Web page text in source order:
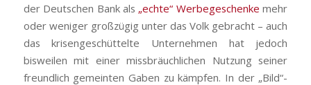
der Deutschen Bank als „echte“ Werbegeschenke mehr
oder weniger großzügig unter das Volk gebracht – auch
das krisengeschüttelte Unternehmen hat jedoch
bisweilen mit einer missbräuchlichen Nutzung seiner
freundlich gemeinten Gaben zu kämpfen. In der „Bild“-